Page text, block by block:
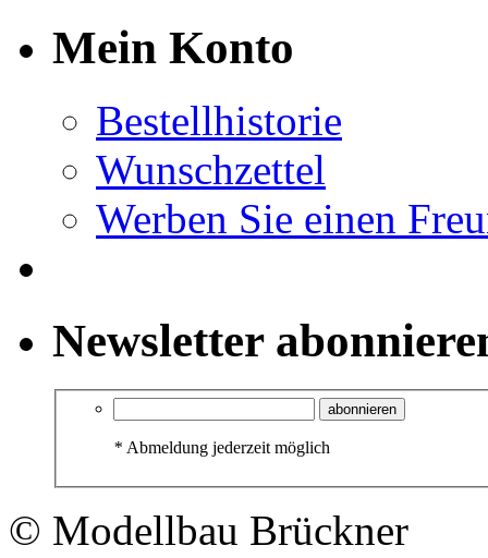
Mein Konto
Bestellhistorie
Wunschzettel
Werben Sie einen
Newsletter
abonnieren
* Abmeldung jederzeit möglich
© Modellbau Brückner